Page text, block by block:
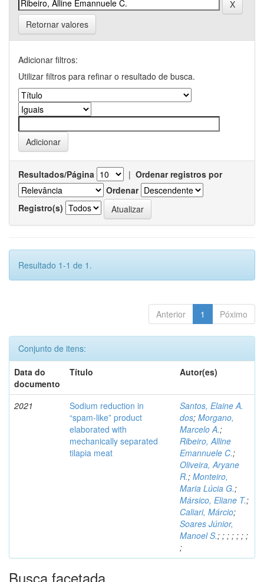
Retornar valores
Adicionar filtros:
Utilizar filtros para refinar o resultado de busca.
Resultados/Página | Ordenar registros por
Ordenar
Registro(s)
Resultado 1-1 de 1.
Anterior 1 Póximo
Conjunto de itens:
Data do
documento
Título Autor(es)
2021
Sodium reduction in
“spam-like” product
elaborated with
mechanically separated
tilapia meat
Santos, Elaine A.
dos; Morgano,
Marcelo A.;
Ribeiro, Alline
Emannuele C.;
Oliveira, Aryane
R.; Monteiro,
Maria Lúcia G.;
Mársico, Eliane T.;
Caliari, Márcio;
Soares Júnior,
Manoel S.; ; ; ; ; ; ;
;
Busca facetada